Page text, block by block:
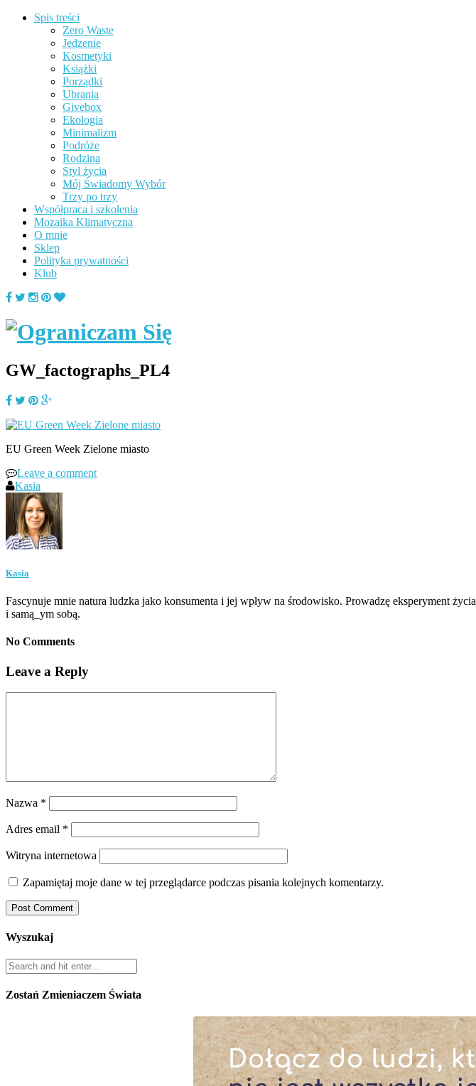
Spis treści
Zero Waste
Jedzenie
Kosmetyki
Książki
Porządki
Ubrania
Givebox
Ekologia
Minimalizm
Podróże
Rodzina
Styl życia
Mój Świadomy Wybór
Trzy po trzy
Współpraca i szkolenia
Mozaika Klimatyczna
O mnie
Sklep
Polityka prywatności
Klub
GW_factographs_PL4
EU Green Week Zielone miasto
Leave a comment
Kasia
Kasia
Fascynuje mnie natura ludzka jako konsumenta i jej wpływ na środowisko. Prowadzę eksperyment
i samą_ym sobą.
No Comments
Leave a Reply
Nazwa *
Adres email *
Witryna internetowa
Zapamiętaj moje dane w tej przeglądarce podczas pisania kolejnych komentarzy.
Wyszukaj
Zostań Zmieniaczem Świata